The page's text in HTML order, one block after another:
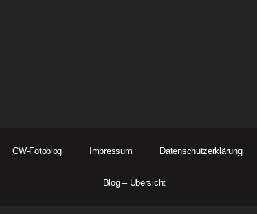
CW-Fotoblog Impressum Datenschutzerklärung
Blog – Übersicht